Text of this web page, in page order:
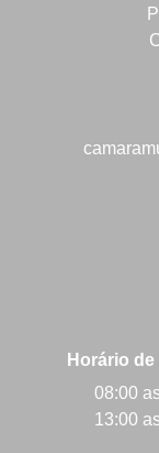
Horário
08:00
13:00